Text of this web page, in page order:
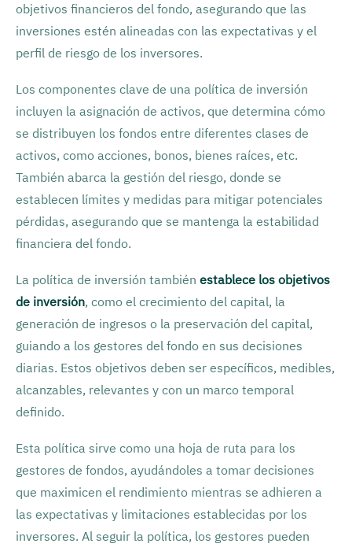
objetivos financieros del fondo, asegurando que las
inversiones estén alineadas con las expectativas y el
perfil de riesgo de los inversores.
Los componentes clave de una política de inversión
incluyen la asignación de activos, que determina cómo
se distribuyen los fondos entre diferentes clases de
activos, como acciones, bonos, bienes raíces, etc.
También abarca la gestión del riesgo, donde se
establecen límites y medidas para mitigar potenciales
pérdidas, asegurando que se mantenga la estabilidad
financiera del fondo.
La política de inversión también establece los objetivos
de inversión, como el crecimiento del capital, la
generación de ingresos o la preservación del capital,
guiando a los gestores del fondo en sus decisiones
diarias. Estos objetivos deben ser específicos, medibles,
alcanzables, relevantes y con un marco temporal
definido.
Esta política sirve como una hoja de ruta para los
gestores de fondos, ayudándoles a tomar decisiones
que maximicen el rendimiento mientras se adhieren a
las expectativas y limitaciones establecidas por los
inversores. Al seguir la política, los gestores pueden